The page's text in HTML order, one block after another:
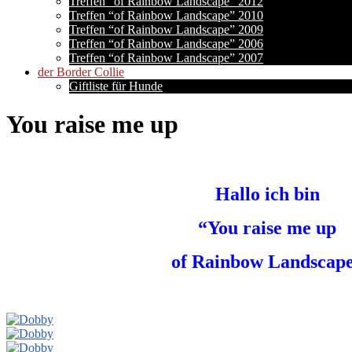
Treffen “of Rainbow Landscape” 2010
Treffen “of Rainbow Landscape” 2009
Treffen “of Rainbow Landscape” 2006
Treffen “of Rainbow Landscape” 2007
der Border Collie
Giftliste für Hunde
You raise me up
Hallo ich bin
“You raise me up
of Rainbow